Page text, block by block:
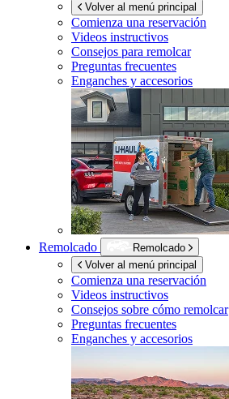
Volver al menú principal
Comienza una reservación
Videos instructivos
Consejos para remolcar
Preguntas frecuentes
Enganches y accesorios
Remolcado
Remolcado
Volver al menú principal
Comienza una reservación
Videos instructivos
Consejos sobre cómo remolcar
Preguntas frecuentes
Enganches y accesorios